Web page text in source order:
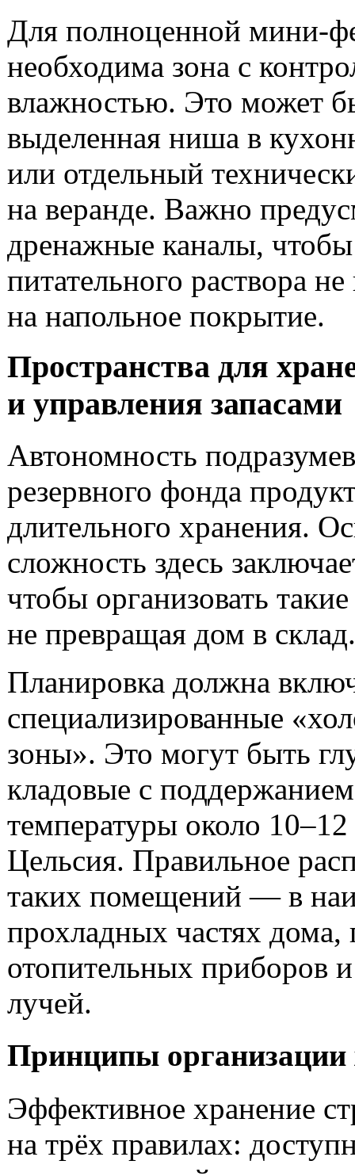
Для полноценной мини-
необходима зона с
влажностью. Это может
выделенная ниша в
или отдельный
на веранде. Важно
дренажные каналы,
питательного раствора
на напольное покрытие.
Пространства для
и управления запасами
Автономность
резервного фонда
длительного хранения.
сложность здесь
чтобы организовать
не превращая дом в склад.
Планировка должна
специализированные
зоны». Это могут быть
кладовые с
температуры около 10–12
Цельсия. Правильное
таких помещений — в
прохладных частях дома,
отопительных приборов
лучей.
Принципы организации
Эффективное хранение
на трёх правилах: